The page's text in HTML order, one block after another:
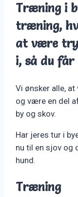
Træning i
træning,
at være
i, så du får
Vi ønsker alle,
og være en del
by og skov.
Har jeres tur i
nu til en sjov og
hund.
Træning